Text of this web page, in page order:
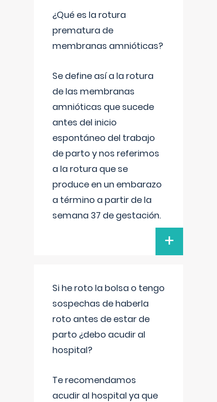
¿Qué es la rotura
prematura de
membranas amnióticas?
Se define así a la rotura
de las membranas
amnióticas que sucede
antes del inicio
espontáneo del trabajo
de parto y nos referimos
a la rotura que se
produce en un embarazo
a término a partir de la
semana 37 de gestación.
+
Si he roto la bolsa o tengo
sospechas de haberla
roto antes de estar de
parto ¿debo acudir al
hospital?
Te recomendamos
acudir al hospital ya que